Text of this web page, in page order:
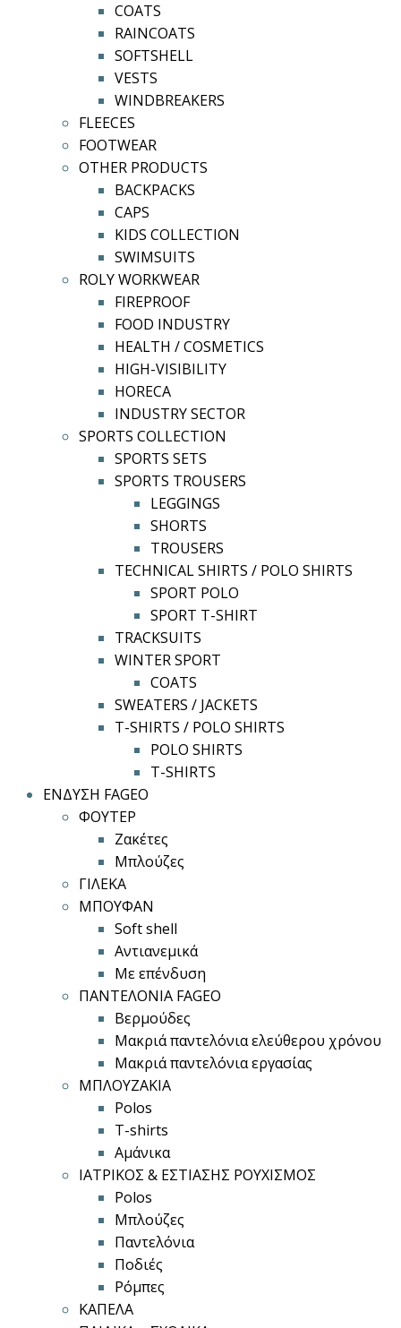
COATS
RAINCOATS
SOFTSHELL
VESTS
WINDBREAKERS
FLEECES
FOOTWEAR
OTHER PRODUCTS
BACKPACKS
CAPS
KIDS COLLECTION
SWIMSUITS
ROLY WORKWEAR
FIREPROOF
FOOD INDUSTRY
HEALTH / COSMETICS
HIGH-VISIBILITY
HORECA
INDUSTRY SECTOR
SPORTS COLLECTION
SPORTS SETS
SPORTS TROUSERS
LEGGINGS
SHORTS
TROUSERS
TECHNICAL SHIRTS / POLO SHIRTS
SPORT POLO
SPORT T-SHIRT
TRACKSUITS
WINTER SPORT
COATS
SWEATERS / JACKETS
T-SHIRTS / POLO SHIRTS
POLO SHIRTS
T-SHIRTS
ΕΝΔΥΣΗ FAGEO
ΦΟΥΤΕΡ
Ζακέτες
Μπλούζες
ΓΙΛΕΚΑ
ΜΠΟΥΦΑΝ
Soft shell
Αντιανεμικά
Με επένδυση
ΠΑΝΤΕΛΟΝΙΑ FAGEO
Βερμούδες
Μακριά παντελόνια ελεύθερου χρόνου
Μακριά παντελόνια εργασίας
ΜΠΛΟΥΖΑΚΙΑ
Polos
T-shirts
Αμάνικα
ΙΑΤΡΙΚΟΣ & ΕΣΤΙΑΣΗΣ ΡΟΥΧΙΣΜΟΣ
Polos
Μπλούζες
Παντελόνια
Ποδιές
Ρόμπες
ΚΑΠΕΛΑ